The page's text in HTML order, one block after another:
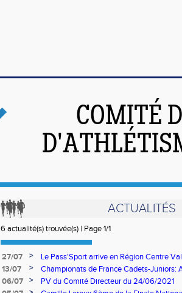
COMITÉ
ACTUALITÉS
6 actualité(s) trouvée(s) | Page 1/1
27/07 >
Le Pass'Sport arrive en Région Centre
13/07
>
Championats de France Cadets-Juniors:
06/07
>
PV du Comité Directeur du 24/06/2021